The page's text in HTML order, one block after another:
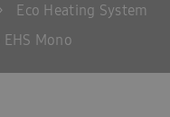
Eco Heating System
Mono